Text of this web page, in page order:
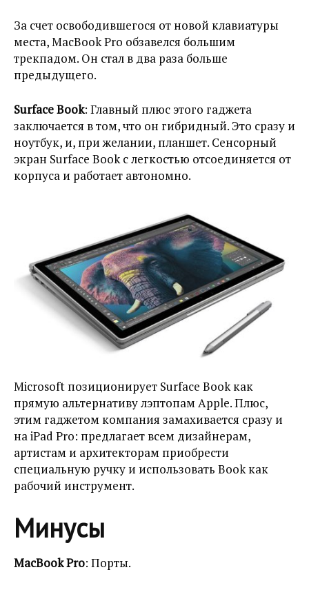
За счет освободившегося от новой клавиатуры
места, MacBook Pro обзавелся большим
трекпадом. Он стал в два раза больше
предыдущего.
Surface Book: Главный плюс этого гаджета
заключается в том, что он гибридный. Это сразу и
ноутбук, и, при желании, планшет. Сенсорный
экран Surface Book с легкостью отсоединяется от
корпуса и работает автономно.
Microsoft позиционирует Surface Book как
прямую альтернативу лэптопам Apple. Плюс,
этим гаджетом компания замахивается сразу и
на iPad Pro: предлагает всем дизайнерам,
артистам и архитекторам приобрести
специальную ручку и использовать Book как
рабочий инструмент.
Минусы
MacBook Pro: Порты.